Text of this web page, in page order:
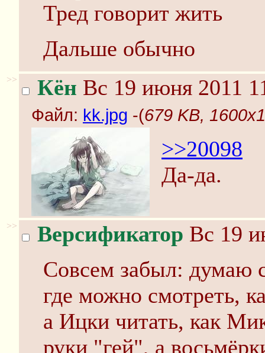
Тред говорит жить
Дальше обычно
>> Кён Вс 19 июня 2011
Файл: kk.jpg -(679 KB,
>>20098
Да-да.
>> Версификатор Вс 19
Совсем забыл: думаю
где можно смотреть,
а Ицки читать, как
руки "гей", а